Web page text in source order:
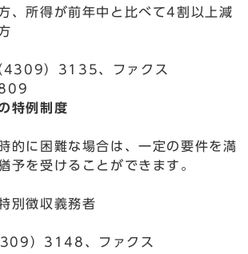
、所得が前年中と比べて4割以上減
）3135、ファクス
特例制度
的に困難な場合は、一定の要件を満
予を受けることができます。
別徴収義務者
）3148、ファクス